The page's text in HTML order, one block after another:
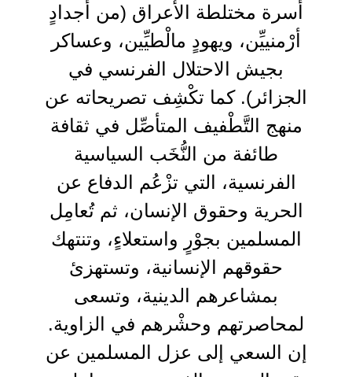
أسرة مختلطة الأعراق (من أجدادٍ
أرْمنييِّن، ويهودٍ مالْطيِّين، وعساكر
بجيش الاحتلال الفرنسي في
الجزائر). كما تكْشِف تصريحاته عن
منهج التَّطْفيف المتأصِّل في ثقافة
طائفة من النُّخَب السياسية
الفرنسية، التي تزْعُم الدفاع عن
الحرية وحقوق الإنسان، ثم تُعامِل
المسلمين بجوْرٍ واستعلاءٍ، وتنتهك
حقوقهم الإنسانية، وتستهزئ
بمشاعرهم الدينية، وتسعى
لمحاصرتهم وحشْرهم في الزاوية.
إن السعي إلى عزل المسلمين عن